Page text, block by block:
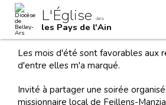
contenu.
navigation
Outils
personnels
L'Église dans
les Pays de l'Ain
Les mois d'été sont favorables aux
d'entre elles m'a marqué.
Invité à partager une soirée
missionnaire local de Feillens-